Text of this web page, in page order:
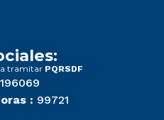
tramitar PQRSDF
: 99721